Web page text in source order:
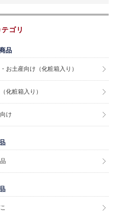
ゴリ
品
お土産向け（化粧箱入り）
化粧箱入り）
け